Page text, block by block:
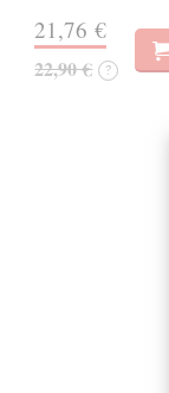
21,76 €
22,90 € ?